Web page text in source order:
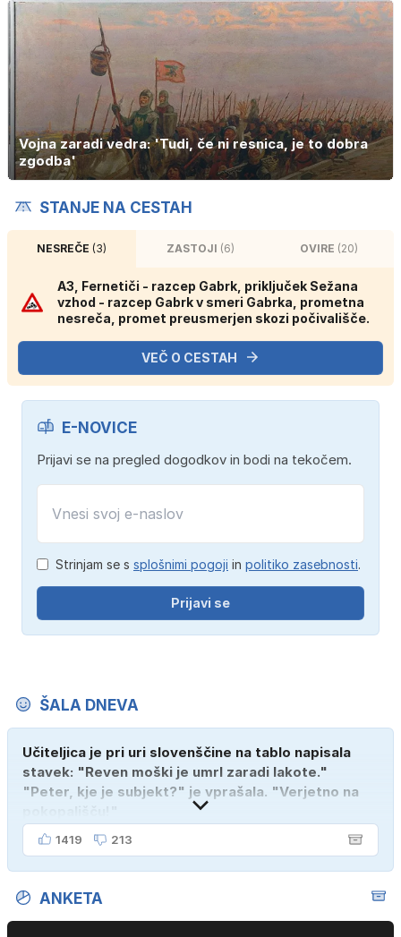
Vojna zaradi vedra: 'Tudi, če ni resnica, je to dobra
zgodba'
STANJE NA CESTAH
NESREČE (3) ZASTOJI (6) OVIRE (20)
A3, Fernetiči - razcep Gabrk, priključek Sežana
vzhod - razcep Gabrk v smeri Gabrka, prometna
nesreča, promet preusmerjen skozi počivališče.
VEČ O CESTAH
E-NOVICE
Prijavi se na pregled dogodkov in bodi na tekočem.
Strinjam se s splošnimi pogoji in politiko zasebnosti.
Prijavi se
ŠALA DNEVA
Učiteljica je pri uri slovenščine na tablo napisala
stavek: "Reven moški je umrl zaradi lakote."
"Peter, kje je subjekt?" je vprašala. "Verjetno na
1419 213
ANKETA